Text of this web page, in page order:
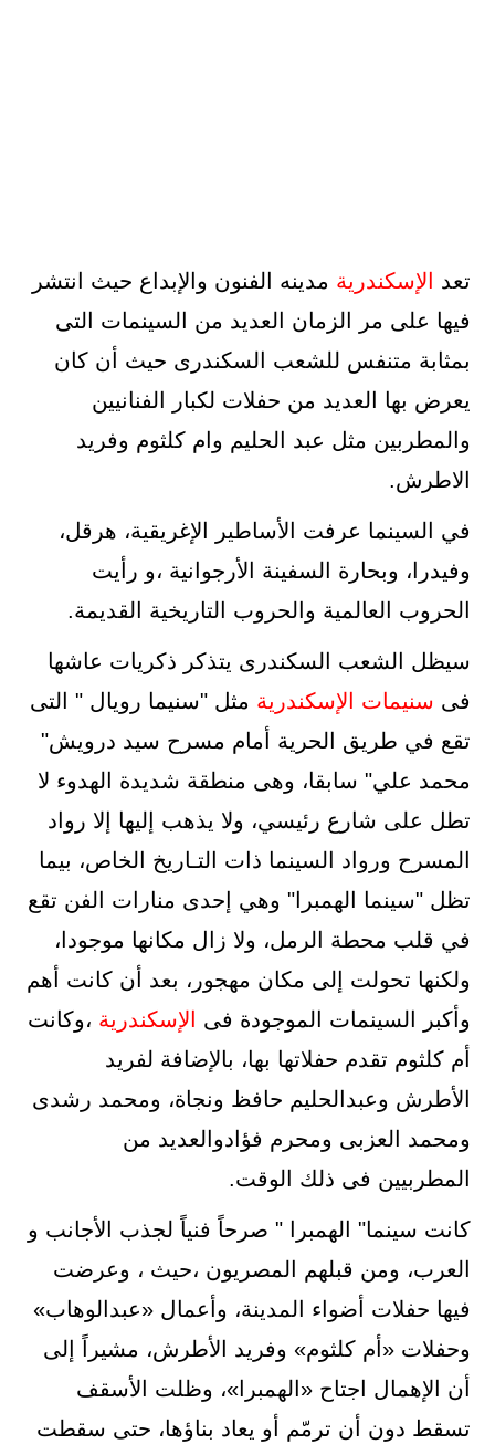
تعد الإسكندرية مدينه الفنون والإبداع حيث انتشر
فيها على مر الزمان العديد من السينمات التى
بمثابة متنفس للشعب السكندرى حيث أن كان
يعرض بها العديد من حفلات لكبار الفنانيين
والمطربين مثل عبد الحليم وام كلثوم وفريد
الاطرش.
في السينما عرفت الأساطير الإغريقية، هرقل،
وفيدرا، وبحارة السفينة الأرجوانية ،و رأيت
الحروب العالمية والحروب التاريخية القديمة.
سيظل الشعب السكندرى يتذكر ذكريات عاشها
فى سنيمات الإسكندرية مثل "سنيما رويال " التى
تقع في طريق الحرية أمام مسرح سيد درويش"
محمد علي" سابقا، وهى منطقة شديدة الهدوء لا
تطل على شارع رئيسي، ولا يذهب إليها إلا رواد
المسرح ورواد السينما ذات التـاريخ الخاص، بيما
تظل "سينما الهمبرا" وهي إحدى منارات الفن تقع
في قلب محطة الرمل، ولا زال مكانها موجودا،
ولكنها تحولت إلى مكان مهجور، بعد أن كانت أهم
وأكبر السينمات الموجودة فى
الإسكندرية ،وكانت
أم كلثوم تقدم حفلاتها بها، بالإضافة لفريد
الأطرش وعبدالحليم حافظ ونجاة، ومحمد رشدى
ومحمد العزبى ومحرم فؤادوالعديد من
المطربيين فى ذلك الوقت.
كانت سينما" الهمبرا " صرحاً فنياً لجذب الأجانب و
العرب، ومن قبلهم المصريون ،حيث ، وعرضت
فيها حفلات أضواء المدينة، وأعمال «عبدالوهاب»
وحفلات «أم كلثوم» وفريد الأطرش، مشيراً إلى
أن الإهمال اجتاح «الهمبرا»، وظلت الأسقف
تسقط دون أن ترمّم أو يعاد بناؤها، حتى سقطت